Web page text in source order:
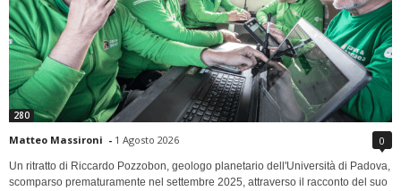
280
Matteo Massironi - 1 Agosto 2026 0
Un ritratto di Riccardo Pozzobon, geologo planetario dell'Università di Padova,
scomparso prematuramente nel settembre 2025, attraverso il racconto del suo